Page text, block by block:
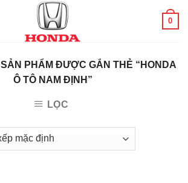
0
SẢN PHẨM ĐƯỢC GẮN THẺ “HONDA
Ô TÔ NAM ĐỊNH”
LỌC